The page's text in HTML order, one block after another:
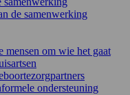
de samenwerking
mensen om wie het gaat
ondersteuning